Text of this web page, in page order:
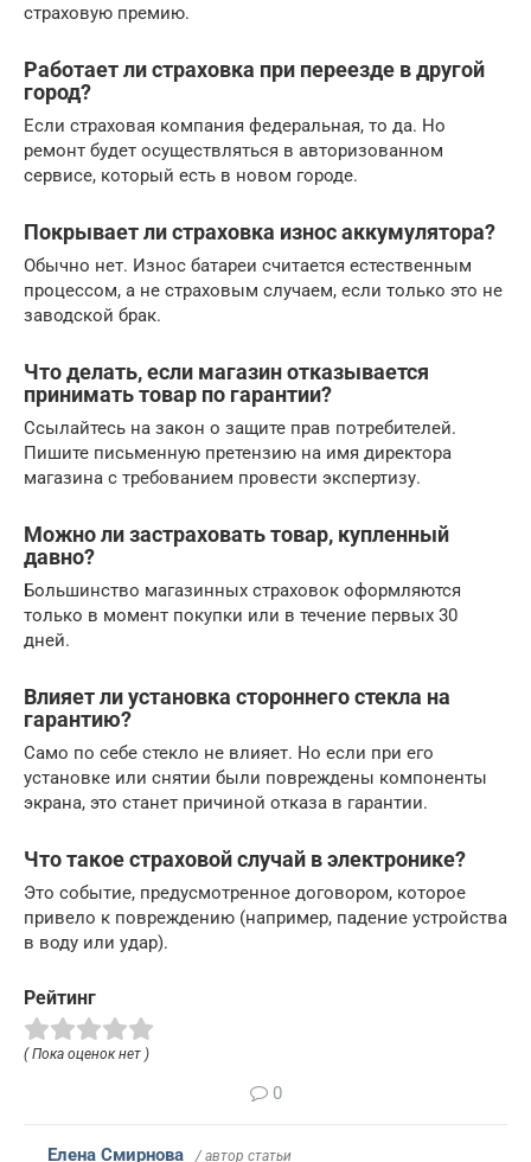
страховую премию.
Работает ли страховка при переезде в другой
город?
Если страховая компания федеральная, то да. Но
ремонт будет осуществляться в авторизованном
сервисе, который есть в новом городе.
Покрывает ли страховка износ аккумулятора?
Обычно нет. Износ батареи считается естественным
процессом, а не страховым случаем, если только это не
заводской брак.
Что делать, если магазин отказывается
принимать товар по гарантии?
Ссылайтесь на закон о защите прав потребителей.
Пишите письменную претензию на имя директора
магазина с требованием провести экспертизу.
Можно ли застраховать товар, купленный
давно?
Большинство магазинных страховок оформляются
только в момент покупки или в течение первых 30
дней.
Влияет ли установка стороннего стекла на
гарантию?
Само по себе стекло не влияет. Но если при его
установке или снятии были повреждены компоненты
экрана, это станет причиной отказа в гарантии.
Что такое страховой случай в электронике?
Это событие, предусмотренное договором, которое
привело к повреждению (например, падение устройства
в воду или удар).
Рейтинг
( Пока оценок нет )
0
Елена Смирнова / автор статьи